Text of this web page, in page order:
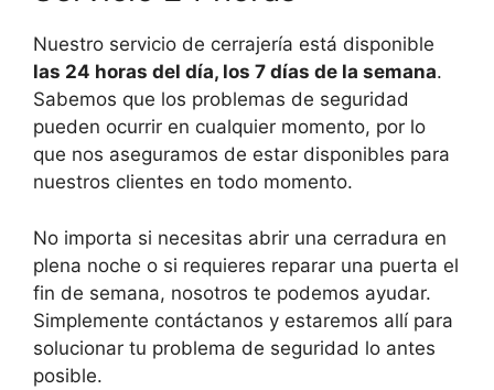
Nuestro servicio de cerrajería está disponible
las 24 horas del día, los 7 días de la semana.
Sabemos que los problemas de seguridad
pueden ocurrir en cualquier momento, por lo
que nos aseguramos de estar disponibles para
nuestros clientes en todo momento.
No importa si necesitas abrir una cerradura en
plena noche o si requieres reparar una puerta el
fin de semana, nosotros te podemos ayudar.
Simplemente contáctanos y estaremos allí para
solucionar tu problema de seguridad lo antes
posible.